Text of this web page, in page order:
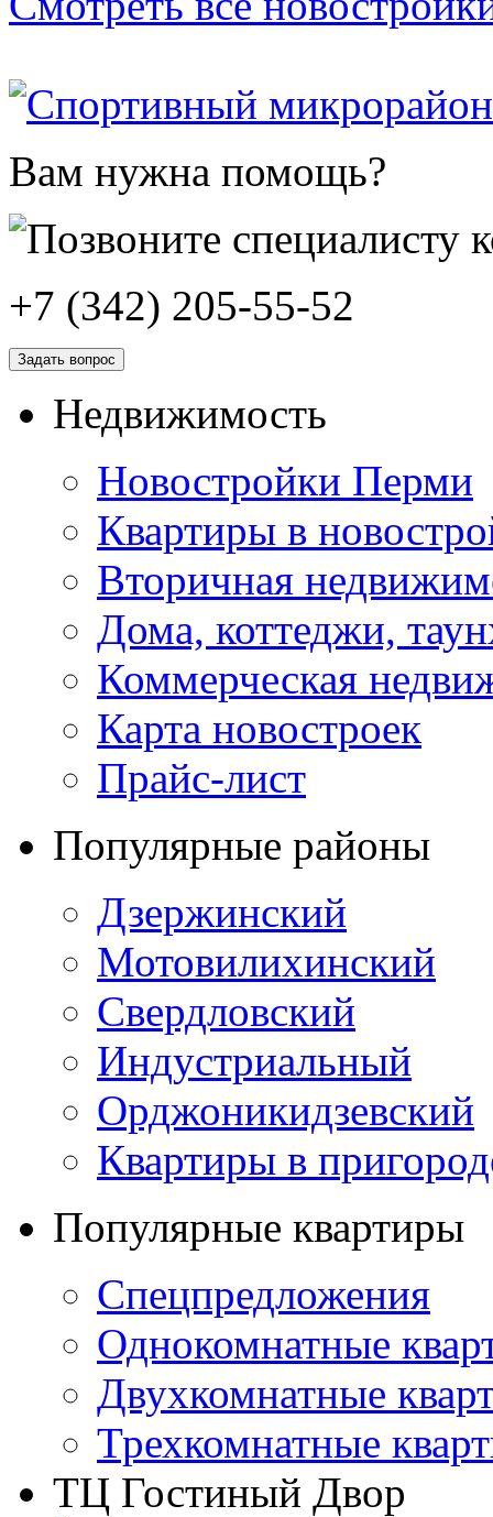
Вам нужна помощь?
+7 (342) 205-55-52
Задать вопрос
Недвижимость
Новостройки Перми
Квартиры в
Вторичная
Дома, коттеджи,
Коммерческая
Карта новостроек
Прайс-лист
Популярные районы
Дзержинский
Мотовилихинский
Свердловский
Индустриальный
Орджоникидзевский
Квартиры в
Популярные квартиры
Спецпредложения
Однокомнатные
Двухкомнатные
Трехкомнатные
ТЦ Гостиный Двор